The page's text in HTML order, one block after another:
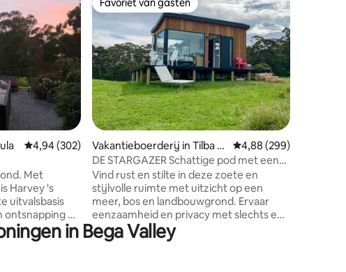
198 recensies
Gemiddelde beoordeling van 4,94 op 5, 302 recensies
4,94 (302)
Met
Harvey 's
uitvalsbasis
uit
voor een
Favoriet van gasten
Favoriet van gasten
Vakantieboerderij in Tilba Til
ba
Gemiddelde
4,88 (299)
DE STARGAZER Schattige pod met een
prachtig uitzicht
Vind rust en stilte in deze zoete en
stijlvolle ruimte met uitzicht op een
meer, bos en landbouwgrond. Ervaar
eenzaamheid en privacy met slechts een
klein huisje in de verte in zicht. Zwem in
de rivier, zie de sterren's nachts, Roos bij
in Bega Valley